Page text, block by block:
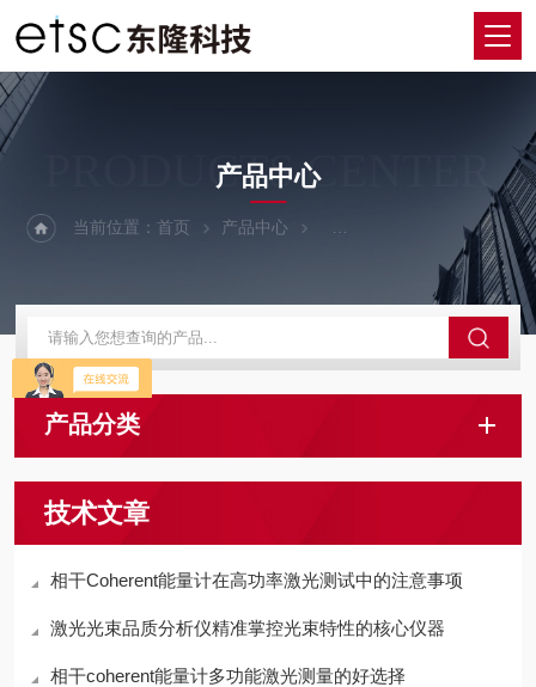
PRODUCTS CENTER
产品中心
当前位置：首页 产品中心 激光功率、光斑光束测量仪
产品分类
技术文章
相干Coherent能量计在高功率激光测试中的注意事项
激光光束品质分析仪精准掌控光束特性的核心仪器
相干coherent能量计多功能激光测量的好选择